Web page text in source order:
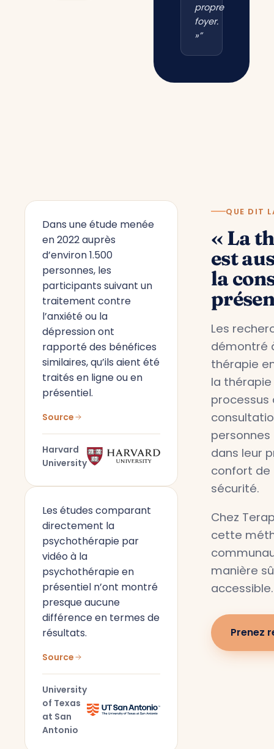
propre
foyer.
»”
Dans une étude menée
en 2022 auprès
d’environ 1.500
personnes, les
participants suivant un
traitement contre
l’anxiété ou la
dépression ont
rapporté des bénéfices
similaires, qu’ils aient été
traités en ligne ou en
présentiel.
Source
Harvard
University
Les études comparant
directement la
psychothérapie par
vidéo à la
psychothérapie en
présentiel n’ont montré
presque aucune
différence en termes de
résultats.
Source
University
of Texas
at San
Antonio
QUE DIT
« La
est
la
Les
démontré
thérapie
la
processus
personnes
dans leur
confort de
sécurité.
Chez
cette
manière
accessible.
Prenez